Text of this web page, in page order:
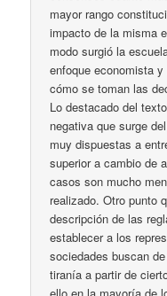
mayor rango
impacto de la misma
modo surgió la
enfoque economista
cómo se toman las
Lo destacado del
negativa que surge
muy dispuestas a
superior a cambio de
casos son mucho
realizado. Otro punto
descripción de las
establecer a los
sociedades buscan
tiranía a partir de